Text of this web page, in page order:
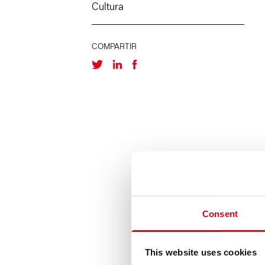
Consent
This website uses cookies
Cultura
COMPARTIR